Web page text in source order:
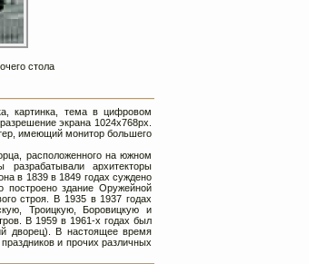
стола
картинка, тема в цифровом
экрана 1024х768px.
имеющий монитор большего
расположенного на южном
архитекторы
в 1839 в 1849 годах суждено
здание Оружейной
строя. В 1935 в 1937 годах
Троицкую, Боровицкую и
В 1959 в 1961-х годах был
дворец). В настоящее время
и прочих различных